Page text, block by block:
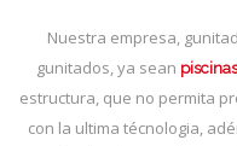
Nuestra empresa,
gunitados, ya sean
estructura, que no permita
con la ultima técnologia,